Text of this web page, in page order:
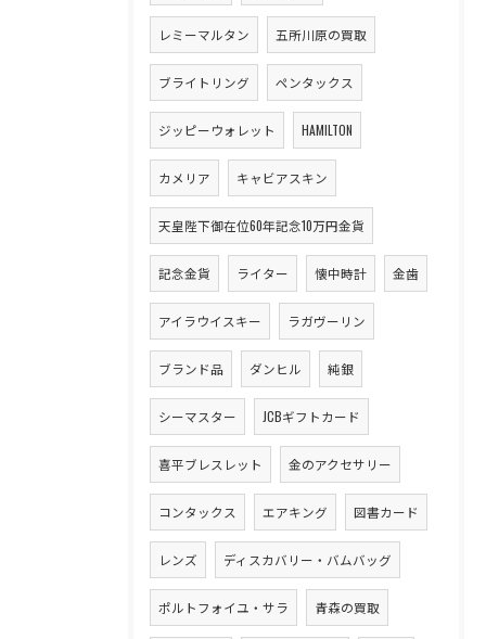
レミーマルタン 五所川原の買取
ブライトリング ペンタックス
ジッピーウォレット HAMILTON
カメリア キャビアスキン
天皇陛下御在位60年記念10万円金貨
記念金貨 ライター 懐中時計 金歯
アイラウイスキー ラガヴーリン
ブランド品 ダンヒル 純銀
シーマスター JCBギフトカード
喜平ブレスレット 金のアクセサリー
コンタックス エアキング 図書カード
レンズ ディスカバリー・バムバッグ
ポルトフォイユ・サラ 青森の買取